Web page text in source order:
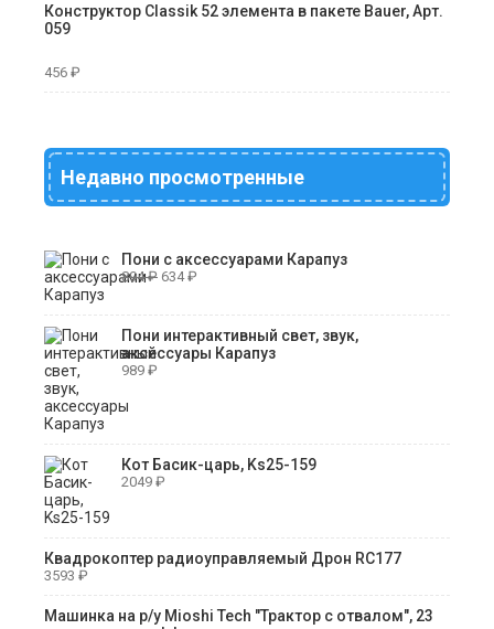
Конструктор Classik 52 элемента в пакете Bauer, Арт.
059
456 ₽
Недавно просмотренные
Пони с аксессуарами Карапуз
894₽ 634₽
Пони интерактивный свет, звук,
аксессуары Карапуз
989 ₽
Кот Басик-царь, Ks25-159
2049 ₽
Квадрокоптер радиоуправляемый Дрон RC177
3593 ₽
Машинка на р/у Mioshi Tech "Трактор с отвалом", 23